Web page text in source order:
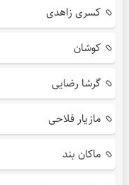
کسری زاهدی
کوشان
گرشا رضایی
مازیار فلاحی
ماکان بند